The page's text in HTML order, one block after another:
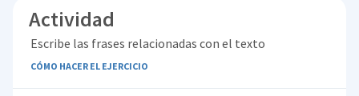
Actividad
Escribe las frases relacionadas con el texto
CÓMO HACER EL EJERCICIO